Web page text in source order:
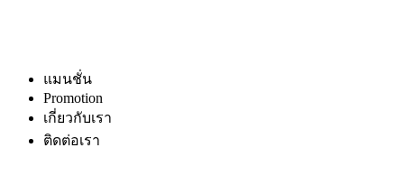
แมนชั่น
Promotion
เกี่ยวกับเรา
ติดต่อเรา